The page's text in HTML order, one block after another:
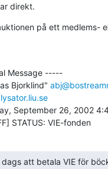
direkt.
på ett medlems-
Message -----
Bjorklind"
September 26, 2002
STATUS: VIE-fonden
att betala VIE för